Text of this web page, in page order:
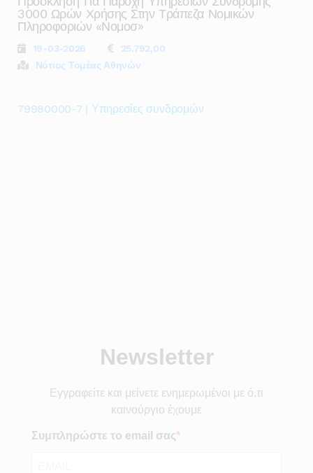
3000 Ωρών Χρήσης Στην Τράπεζα Νομικών
Πληροφοριών «νομοσ»
19-03-2026
25.792,00
Νότιος Τομέας Αθηνών
79980000-7 | Υπηρεσίες συνδρομών